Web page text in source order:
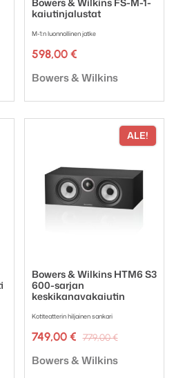
kaiutinjalustat
M-1:n luonnollinen jatke
598,00 €
Tuotemerkki:
Bowers & Wilkins
ALE!
Bowers & Wilkins HTM6 S3
600-sarjan
keskikanavakaiutin
Kotiteatterin hiljainen sankari
779,00€
oli:
749,00 €
Nykyinen
on:
Tuotemerkki:
Bowers & Wilkins